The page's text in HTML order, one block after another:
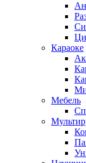
Караоке
Мебель